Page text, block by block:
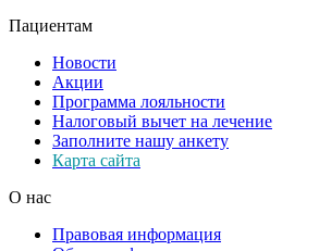
Пациентам
Новости
Акции
Программа лояльности
Налоговый вычет на лечение
Заполните нашу анкету
Карта сайта
О нас
Правовая информация